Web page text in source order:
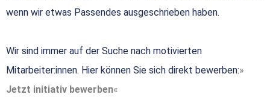
wenn wir etwas Passendes ausgeschrieben haben.
Wir sind immer auf der Suche nach motivierten
Mitarbeiter:innen. Hier können Sie sich direkt bewerben:
Jetzt initiativ bewerben